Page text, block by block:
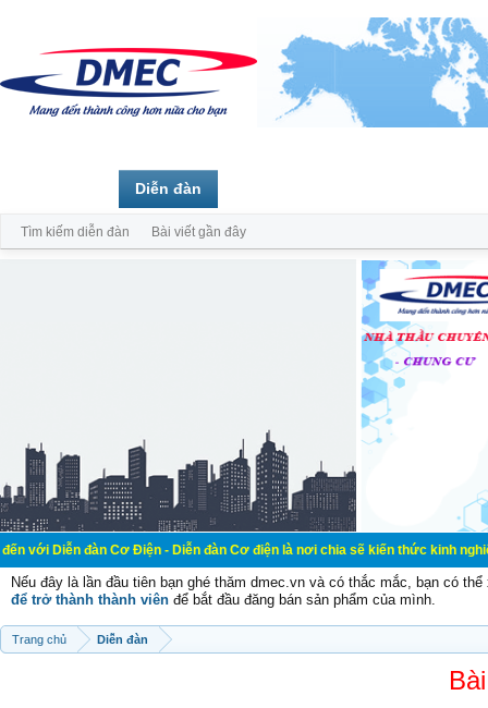
đàn Cơ Điện - Diễn đàn Cơ điện là nơi chia sẽ kiến thức kinh nghiệm
Nếu đây là lần đầu tiên bạn ghé thăm dmec.vn và có thắc mắc, bạn có
để trở thành thành viên để bắt đầu đăng bán sản phẩm của mình.
Trang chủ Diễn đàn
Diễn đàn
Tìm kiếm diễn đàn Bài viết gần đây